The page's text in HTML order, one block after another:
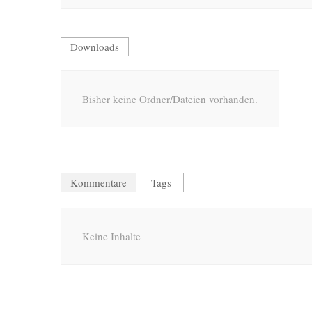
Downloads
Bisher keine Ordner/Dateien vorhanden.
Kommentare Tags
Keine Inhalte